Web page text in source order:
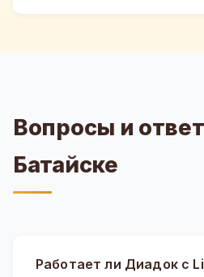
Вопросы и
Батайске
Работает ли Диадок с